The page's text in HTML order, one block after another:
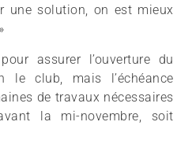
une solution, on est mieux
assurer l’ouverture du
le club, mais l’échéance
de travaux nécessaires
la mi-novembre, soit